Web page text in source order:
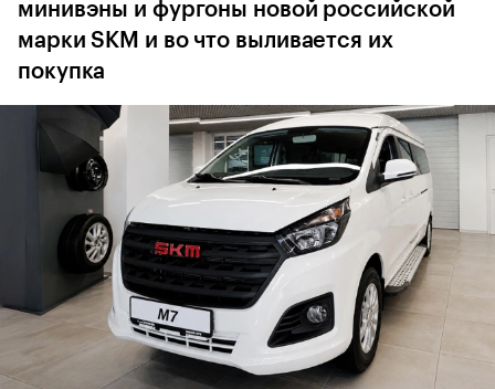
минивэны и фургоны новой российской
марки SKM и во что выливается их
покупка